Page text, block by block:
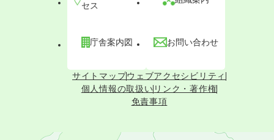
セス
庁舎案内図 お問い合わせ
サイトマップウェブアクセシビリティ
個人情報の取扱い リンク・著作権
免責事項